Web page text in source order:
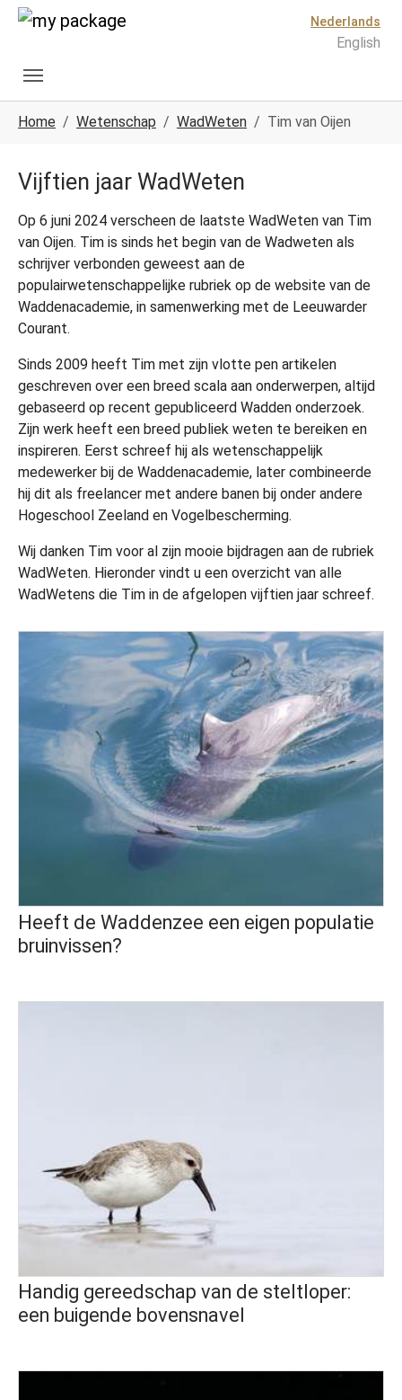
Spring naar hoofd-inhoud
Skip to page footer
Nederlands
English
Home Wetenschap WadWeten Tim van Oijen
Vijftien jaar WadWeten
Op 6 juni 2024 verscheen de laatste WadWeten van Tim
van Oijen. Tim is sinds het begin van de Wadweten als
schrijver verbonden geweest aan de
populairwetenschappelijke rubriek op de website van de
Waddenacademie, in samenwerking met de Leeuwarder
Courant.
Sinds 2009 heeft Tim met zijn vlotte pen artikelen
geschreven over een breed scala aan onderwerpen, altijd
gebaseerd op recent gepubliceerd Wadden onderzoek.
Zijn werk heeft een breed publiek weten te bereiken en
inspireren. Eerst schreef hij als wetenschappelijk
medewerker bij de Waddenacademie, later combineerde
hij dit als freelancer met andere banen bij onder andere
Hogeschool Zeeland en Vogelbescherming.
Wij danken Tim voor al zijn mooie bijdragen aan de rubriek
WadWeten. Hieronder vindt u een overzicht van alle
WadWetens die Tim in de afgelopen vijftien jaar schreef.
Heeft de Waddenzee een eigen populatie
bruinvissen?
Handig gereedschap van de steltloper:
een buigende bovensnavel